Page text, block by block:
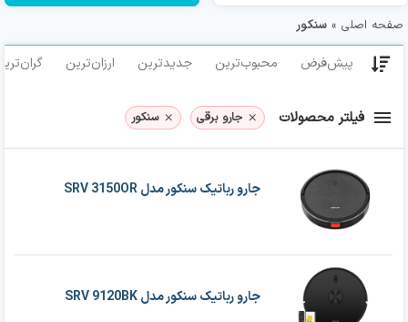
صفحه اصلی » سنکور
پیش‌فرض محبوب‌ترین جدیدترین ارزان‌ترین
فیلتر محصولات جارو برقی سنکور
جارو رباتیک سنکور مدل SRV 3150OR
جارو رباتیک سنکور مدل SRV 9120BK